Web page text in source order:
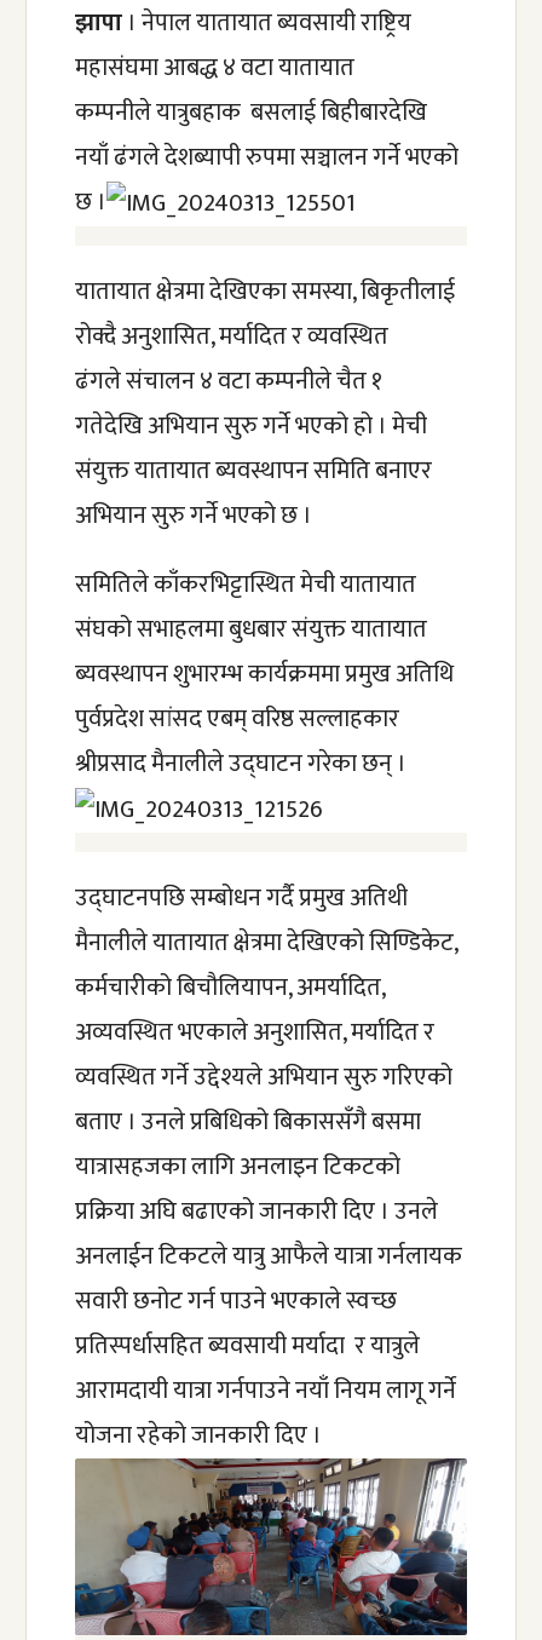
झापा । नेपाल यातायात ब्यवसायी राष्ट्रिय
महासंघमा आबद्ध ४ वटा यातायात
कम्पनीले यात्रुबहाक  बसलाई बिहीबारदेखि
नयाँ ढंगले देशब्यापी रुपमा सञ्चालन गर्ने भएको
छ ।
यातायात क्षेत्रमा देखिएका समस्या, बिकृतीलाई
रोक्दै अनुशासित, मर्यादित र व्यवस्थित
ढंगले संचालन ४ वटा कम्पनीले चैत १
गतेदेखि अभियान सुरु गर्ने भएको हो । मेची
संयुक्त यातायात ब्यवस्थापन समिति बनाएर
अभियान सुरु गर्ने भएको छ ।
समितिले काँकरभिट्टास्थित मेची यातायात
संघको सभाहलमा बुधबार संयुक्त यातायात
ब्यवस्थापन शुभारम्भ कार्यक्रममा प्रमुख अतिथि
पुर्वप्रदेश सांसद एबम् वरिष्ठ सल्लाहकार
श्रीप्रसाद मैनालीले उद्घाटन गरेका छन् ।
उद्घाटनपछि सम्बोधन गर्दै प्रमुख अतिथी
मैनालीले यातायात क्षेत्रमा देखिएको सिण्डिकेट,
कर्मचारीको बिचौलियापन, अमर्यादित,
अव्यवस्थित भएकाले अनुशासित, मर्यादित र
व्यवस्थित गर्ने उद्देश्यले अभियान सुरु गरिएको
बताए । उनले प्रबिधिको बिकाससँगै बसमा
यात्रासहजका लागि अनलाइन टिकटको
प्रक्रिया अघि बढाएको जानकारी दिए । उनले
अनलाईन टिकटले यात्रु आफैले यात्रा गर्नलायक
सवारी छनोट गर्न पाउने भएकाले स्वच्छ
प्रतिस्पर्धासहित ब्यवसायी मर्यादा  र यात्रुले
आरामदायी यात्रा गर्नपाउने नयाँ नियम लागू गर्ने
योजना रहेको जानकारी दिए ।